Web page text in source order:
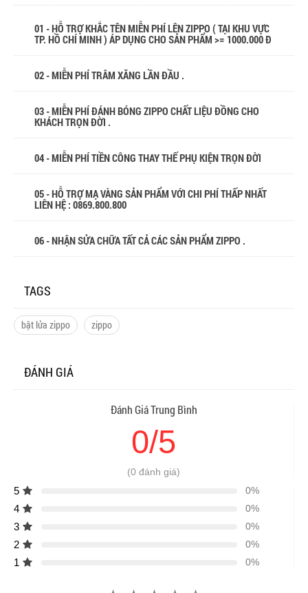
01 - HỖ TRỢ KHẮC TÊN MIỄN PHÍ LÊN ZIPPO ( TẠI KHU VỰC
TP. HỒ CHÍ MINH ) ÁP DỤNG CHO SẢN PHẨM >= 1000.000 Đ
02 - MIỄN PHÍ TRÂM XĂNG LẦN ĐẦU .
03 - MIỄN PHÍ ĐÁNH BÓNG ZIPPO CHẤT LIỆU ĐỒNG CHO
KHÁCH TRỌN ĐỜI .
04 - MIỄN PHÍ TIỀN CÔNG THAY THẾ PHỤ KIỆN TRỌN ĐỜI
05 - HỖ TRỢ MẠ VÀNG SẢN PHẨM VỚI CHI PHÍ THẤP NHẤT
LIÊN HỆ : 0869.800.800
06 - NHẬN SỬA CHỮA TẤT CẢ CÁC SẢN PHẨM ZIPPO .
TAGS
bật lửa zippo zippo
ĐÁNH GIÁ
Đánh Giá Trung Bình
0/5
(0 đánh giá)
5 0%
4 0%
3 0%
2 0%
1 0%